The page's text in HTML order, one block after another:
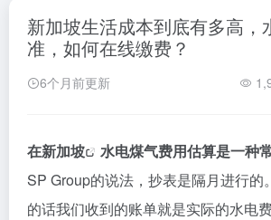
新加坡生活成本到底有多高，
准，如何在线缴费？
6个月前更新
在新加坡 水电煤气费用估算是一种
SP Group的说法，抄表是隔月进行的
的话我们收到的账单就是实际的水电